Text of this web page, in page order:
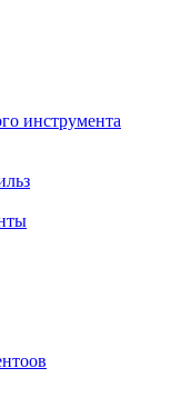
инструмента